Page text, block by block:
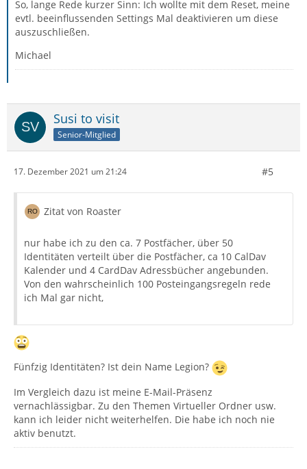
So, lange Rede kurzer Sinn: Ich wollte mit dem Reset, meine
evtl. beeinflussenden Settings Mal deaktivieren um diese
auszuschließen.
Michael
Susi to visit
Senior-Mitglied
17. Dezember 2021 um 21:24 #5
Zitat von Roaster
nur habe ich zu den ca. 7 Postfächer, über 50
Identitäten verteilt über die Postfächer, ca 10 CalDav
Kalender und 4 CardDav Adressbücher angebunden.
Von den wahrscheinlich 100 Posteingangsregeln rede
ich Mal gar nicht,
Fünfzig Identitäten? Ist dein Name Legion?
Im Vergleich dazu ist meine E-Mail-Präsenz
vernachlässigbar. Zu den Themen Virtueller Ordner usw.
kann ich leider nicht weiterhelfen. Die habe ich noch nie
aktiv benutzt.